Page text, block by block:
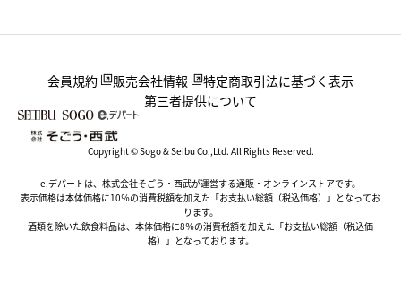
会員規約 販売会社情報
特定商取引法に基づく表示
第三者提供について
Copyright © Sogo & Seibu Co.,Ltd. All Rights Reserved.
e.デパートは、株式会社そごう・西武が運営する通販・オンラインストアです。
表示価格は本体価格に10％の消費税額を加えた「お支払い総額（税込価格）」となってお
ります。
酒類を除いた飲食料品は、本体価格に8％の消費税額を加えた「お支払い総額（税込価
格）」となっております。